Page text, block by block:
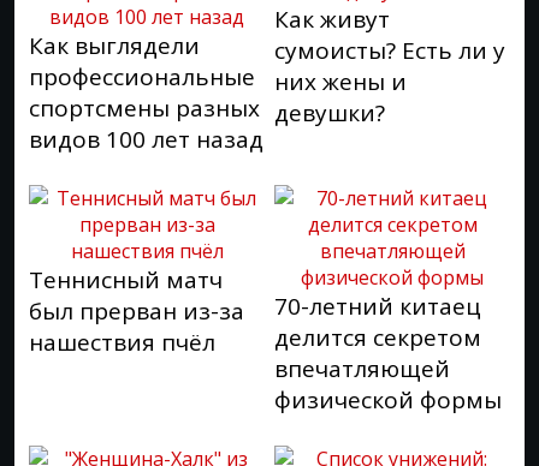
Как выглядели
профессиональные
спортсмены разных
видов 100 лет назад
Как живут
сумоисты? Есть ли у
них жены и
девушки?
Теннисный матч
был прерван из-за
нашествия пчёл
70-летний китаец
делится секретом
впечатляющей
физической формы